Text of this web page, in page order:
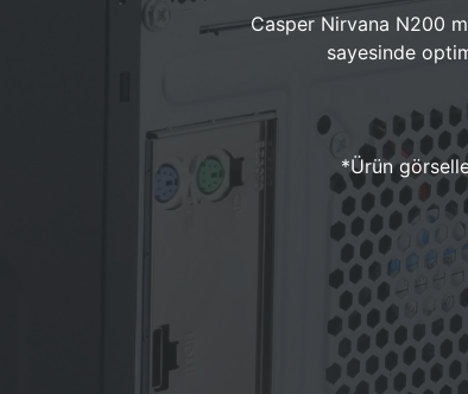
Casper Nirvana N200
sayesinde
*Ürün